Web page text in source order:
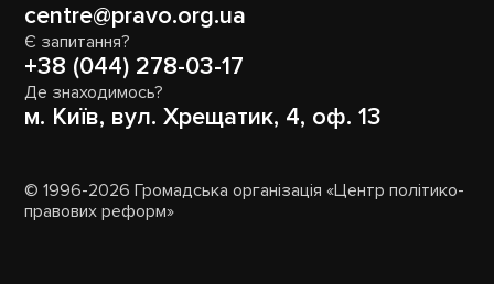
centre@pravo.org.ua
Є запитання?
+38 (044) 278-03-17
Де знаходимось?
м. Київ, вул. Хрещатик, 4, оф. 13
© 1996-2026 Громадська організація «Центр політико-
правових реформ»